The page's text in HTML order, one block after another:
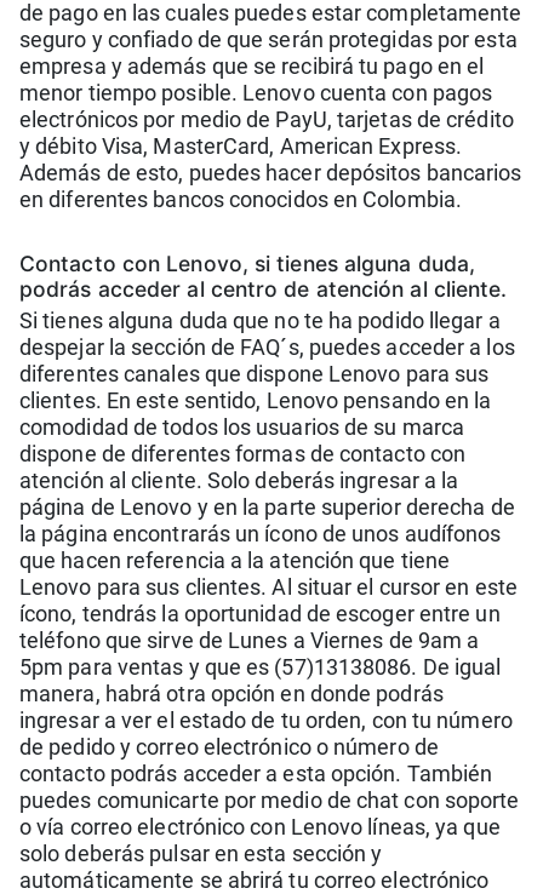
de pago en las cuales puedes estar completamente
seguro y confiado de que serán protegidas por esta
empresa y además que se recibirá tu pago en el
menor tiempo posible. Lenovo cuenta con pagos
electrónicos por medio de PayU, tarjetas de crédito
y débito Visa, MasterCard, American Express.
Además de esto, puedes hacer depósitos bancarios
en diferentes bancos conocidos en Colombia.
Contacto con Lenovo, si tienes alguna duda,
podrás acceder al centro de atención al cliente.
Si tienes alguna duda que no te ha podido llegar a
despejar la sección de FAQ´s, puedes acceder a los
diferentes canales que dispone Lenovo para sus
clientes. En este sentido, Lenovo pensando en la
comodidad de todos los usuarios de su marca
dispone de diferentes formas de contacto con
atención al cliente. Solo deberás ingresar a la
página de Lenovo y en la parte superior derecha de
la página encontrarás un ícono de unos audífonos
que hacen referencia a la atención que tiene
Lenovo para sus clientes. Al situar el cursor en este
ícono, tendrás la oportunidad de escoger entre un
teléfono que sirve de Lunes a Viernes de 9am a
5pm para ventas y que es (57)13138086. De igual
manera, habrá otra opción en donde podrás
ingresar a ver el estado de tu orden, con tu número
de pedido y correo electrónico o número de
contacto podrás acceder a esta opción. También
puedes comunicarte por medio de chat con soporte
o vía correo electrónico con Lenovo líneas, ya que
solo deberás pulsar en esta sección y
automáticamente se abrirá tu correo electrónico